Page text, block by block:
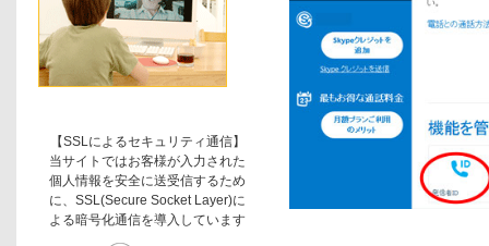
【SSLによるセキュリティ通信】
当サイトではお客様が入力された
個人情報を安全に送受信するため
に、SSL(Secure Socket Layer)に
よる暗号化通信を導入しています